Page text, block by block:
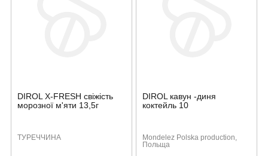
DIROL X-FRESH свіжість
морозної м'яти 13,5г
ТУРЕЧЧИНА
DIROL кавун -диня
коктейль 10
Mondelez Polska production,
Польща